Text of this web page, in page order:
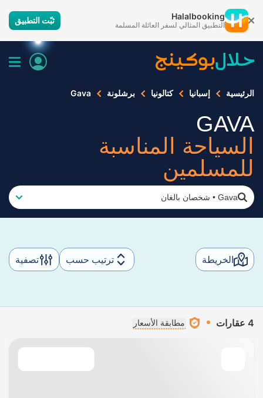
Halalbooking
التطبيق المثالي لسفر العائلة المسلمة ثبّت التطبيق
الرئيسية إسبانيا كتالونيا برشلونة Gava
GAVA
السياحة المناسبة
للمسلمين
Gava
• شخصان بالغان
الخريطة ترتيب حسب تصفية
4 عقارات مطابقة الأسعار